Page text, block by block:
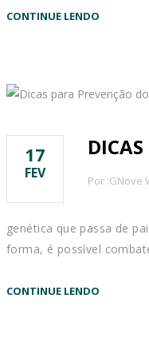
CONTINUE LENDO
17
FEV Por :GNove
genética que passa de
forma, é possível
CONTINUE LENDO